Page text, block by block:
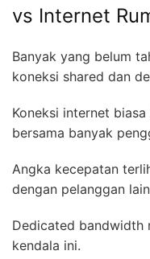
vs Internet
Banyak yang belum
koneksi shared dan
Koneksi internet
bersama banyak
Angka kecepatan
dengan pelanggan
Dedicated bandwidth
kendala ini.